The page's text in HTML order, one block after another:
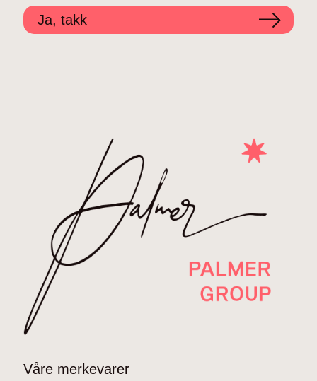
Ja, takk
Våre merkevarer